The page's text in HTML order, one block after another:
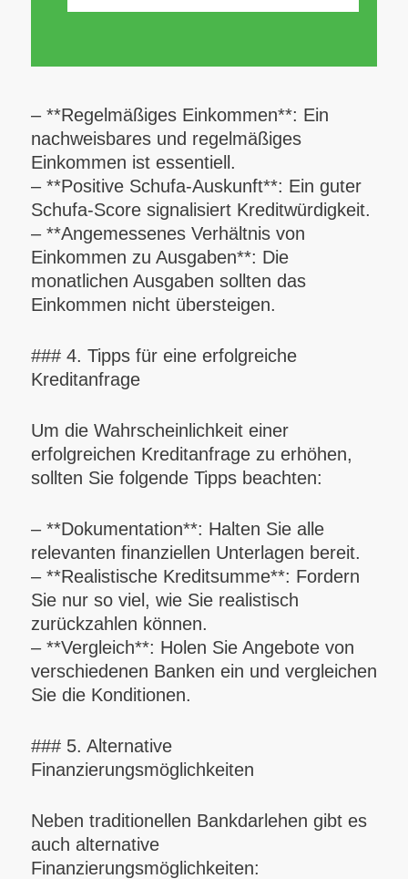
– **Regelmäßiges Einkommen**: Ein
nachweisbares und regelmäßiges
Einkommen ist essentiell.
– **Positive Schufa-Auskunft**: Ein guter
Schufa-Score signalisiert Kreditwürdigkeit.
– **Angemessenes Verhältnis von
Einkommen zu Ausgaben**: Die
monatlichen Ausgaben sollten das
Einkommen nicht übersteigen.
### 4. Tipps für eine erfolgreiche
Kreditanfrage
Um die Wahrscheinlichkeit einer
erfolgreichen Kreditanfrage zu erhöhen,
sollten Sie folgende Tipps beachten:
– **Dokumentation**: Halten Sie alle
relevanten finanziellen Unterlagen bereit.
– **Realistische Kreditsumme**: Fordern
Sie nur so viel, wie Sie realistisch
zurückzahlen können.
– **Vergleich**: Holen Sie Angebote von
verschiedenen Banken ein und vergleichen
Sie die Konditionen.
### 5. Alternative
Finanzierungsmöglichkeiten
Neben traditionellen Bankdarlehen gibt es
auch alternative
Finanzierungsmöglichkeiten: